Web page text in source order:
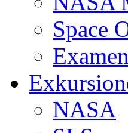
Space
Examen
NASA